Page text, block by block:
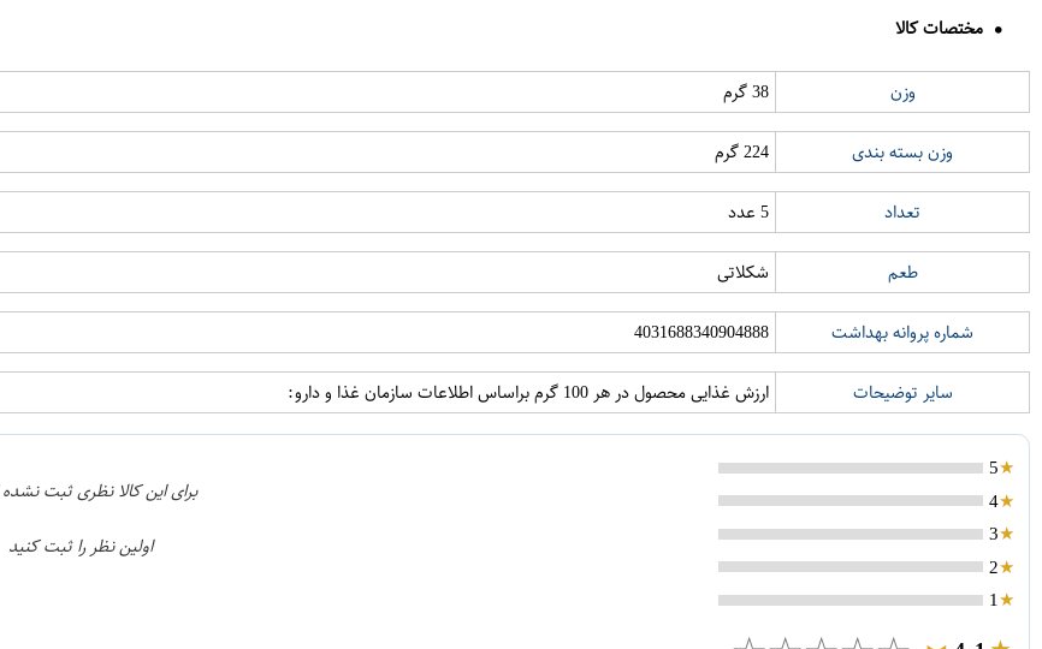
مختصات کالا
وزن 38 گرم
وزن بسته بندی 224 گرم
تعداد 5 عدد
طعم شکلاتی
شماره پروانه بهداشت 4031688340904888
سایر توضیحات ارزش غذایی محصول در هر 100 گرم براساس اطلاعات سازمان غذا و دارو:
5
4
3
2
1
برای این کالا نظری ثبت
اولین نظر را ثبت کنید